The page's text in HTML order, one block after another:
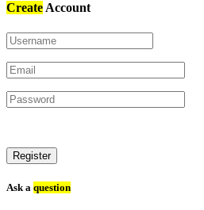
CreateAccount
Register
Ask a question